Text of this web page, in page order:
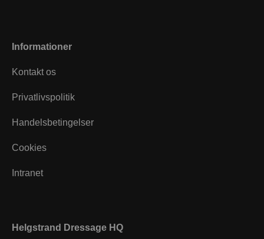
Helgstrand Dressage HQ
Informationer
Kontakt os
Privatlivspolitik
Handelsbetingelser
Cookies
Intranet